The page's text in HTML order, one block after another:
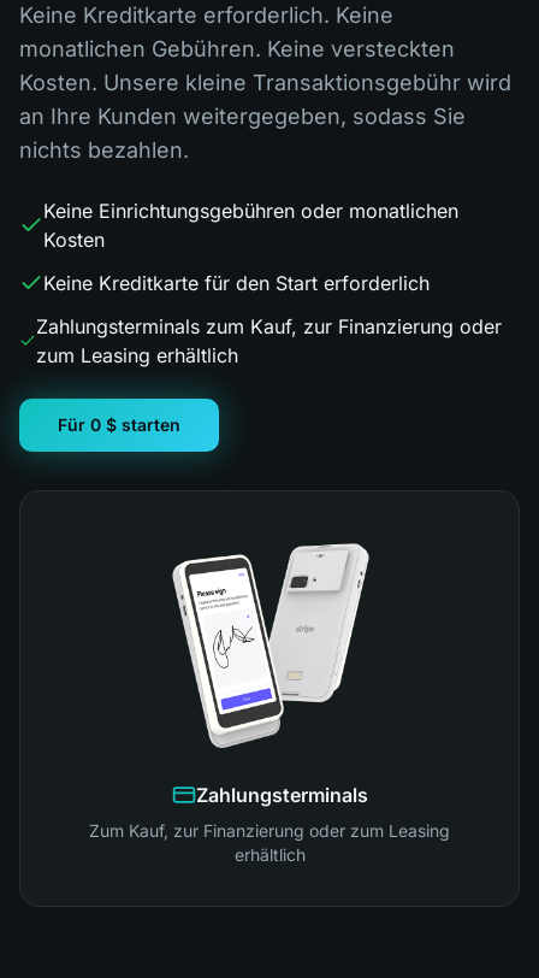
Keine Kreditkarte erforderlich. Keine
monatlichen Gebühren. Keine versteckten
Kosten. Unsere kleine Transaktionsgebühr wird
an Ihre Kunden weitergegeben, sodass Sie
nichts bezahlen.
Keine Einrichtungsgebühren oder monatlichen
Kosten
Keine Kreditkarte für den Start erforderlich
Zahlungsterminals zum Kauf, zur Finanzierung oder
zum Leasing erhältlich
Für 0 $ starten
Zahlungsterminals
Zum Kauf, zur Finanzierung oder zum Leasing
erhältlich